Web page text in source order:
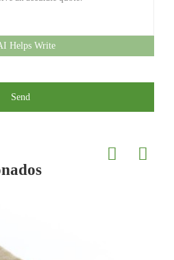
Helps Write
Send